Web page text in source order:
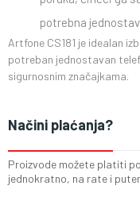
potrebna
Artfone CS181 je idealan
potreban jednostavan
sigurnosnim značajkama.
Načini plaćanja?
Proizvode možete platiti
jednokratno, na rate i